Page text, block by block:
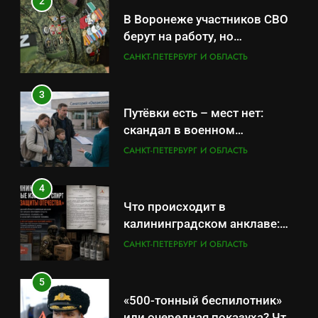
В Воронеже участников СВО
берут на работу, но
удержаться удаётся не всем
САНКТ-ПЕТЕРБУРГ И ОБЛАСТЬ
3
Путёвки есть – мест нет:
скандал в военном
санатории Владивостока
САНКТ-ПЕТЕРБУРГ И ОБЛАСТЬ
4
Что происходит в
калининградском анклаве:
военные изымают спирт «для
САНКТ-ПЕТЕРБУРГ И ОБЛАСТЬ
5
«500-тонный беспилотник»